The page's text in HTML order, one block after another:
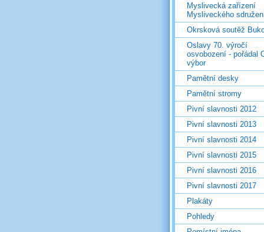
Myslivecká zařízení
Mysliveckého
Okrsková soutěž
Oslavy 70. výročí
osvobození - pořádal
výbor
Pamětní desky
Pamětní stromy
Pivní slavnosti 2012
Pivní slavnosti 2013
Pivní slavnosti 2014
Pivní slavnosti 2015
Pivní slavnosti 2016
Pivní slavnosti 2017
Plakáty
Pohledy